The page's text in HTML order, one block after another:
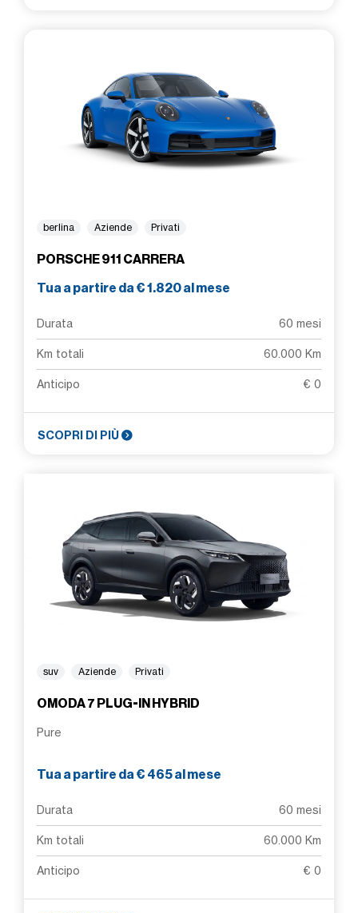
berlina Aziende Privati
PORSCHE 911 CARRERA
Tua a partire da € 1.820 al mese
Durata 60 mesi
Km totali 60.000 Km
Anticipo € 0
SCOPRI DI PIÙ
suv Aziende Privati
OMODA 7 PLUG-IN HYBRID
Pure
Tua a partire da € 465 al mese
Durata 60 mesi
Km totali 60.000 Km
Anticipo € 0